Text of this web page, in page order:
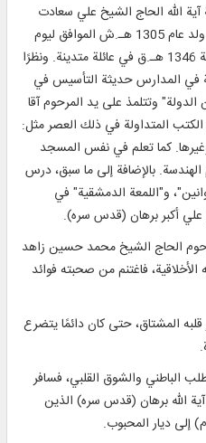
آية الله الحاج الشيخ علي سعادت
برور (پهلواني طهراني) (قدس سره)، ولد عام 1305 هـ.ش الموافق ليوم
مولد أمير المؤمنين (عليه السلام) سنة 1346 هـ.ق في عائلة متدينة. ونظرًا
في المدارس حديثة التأسيس في
وتتلمذ على يد المرحوم آقا
المتداولة في ذلك العصر مثل:
كما تعلم في نفس المسجد
بالإضافة إلى ما سبق، درس
و"اللمعة الدمشقية" في
علي أكبر برهان (قدس سره).
الحاج الشيخ محمد حسين زاهد
فاغتنم من صحبته فوائد
قلبه المشتاق، حتى كان دائمًا يتضرع
الباطني والشوق القلبي، فسافر
الله برهان (قدس سره) الذين
إلى ديار المحبوب.